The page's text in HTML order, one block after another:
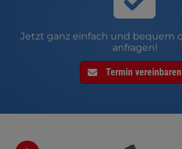
Jetzt ganz einfach und bequem
anfragen!
Termin vereinbaren